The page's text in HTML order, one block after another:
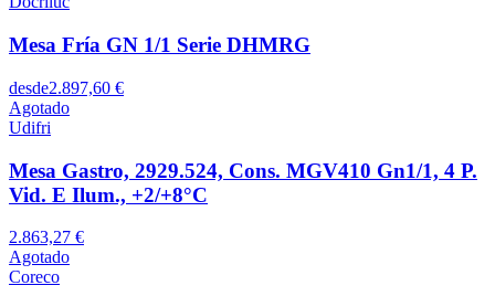
Mesa Fría GN 1/1 Serie DHMRG
desde2.897,60 €
Agotado
Udifri
Mesa Gastro, 2929.524, Cons. MGV410 Gn1/1, 4 P.
Vid. E Ilum., +2/+8°C
2.863,27 €
Agotado
Coreco